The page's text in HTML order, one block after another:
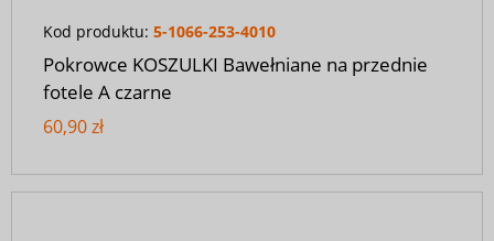
Kod produktu: 5-1066-253-4010
Pokrowce KOSZULKI Bawełniane na przednie
fotele A czarne
60,90 zł